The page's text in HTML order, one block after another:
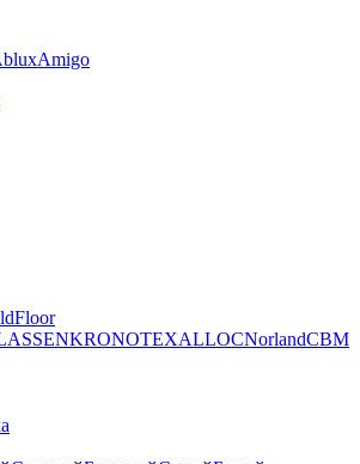
Amigo
Floor
KRONOTEXALLOCNorlandCBM